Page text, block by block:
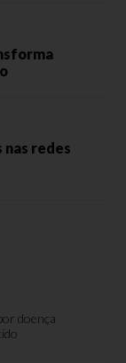
redes
doença